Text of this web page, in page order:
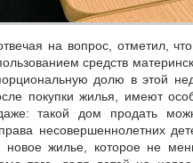
на вопрос, отметил,
средств
долю в этой
покупки жилья, имеют
такой дом продать
несовершеннолетних
новое жилье, которое не